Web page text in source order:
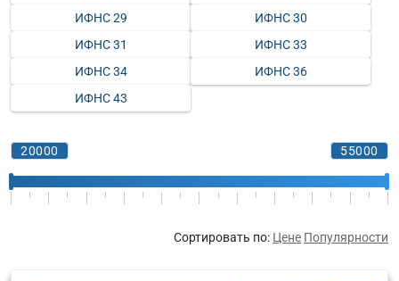
ИФНС 29
ИФНС 30
ИФНС 31
ИФНС 33
ИФНС 34
ИФНС 36
ИФНС 43
Сортировать по: Цене Популярности